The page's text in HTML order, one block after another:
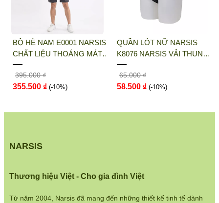
THỜI TRANG NARSIS
Địa chỉ văn phòng/showroom: Số 46 + 48
Shophouse đường 2.3 Khu đô thị Gamuda
Gardens, Quận Hoàng Mai, Hà Nội
Điện thoại:033 484 1292
Kiểm tra đơn hàng:
Chính sách đổi hàng:
https://www.narsis.vn/doi-tra-hoan-tien
BỘ HÈ NAM E0001 NARSIS
CHẤT LIỆU THOÁNG MÁT,
DỄ CHỊU, THOẢI MÁI CẢ
NGÀY, DỄ VẬN ĐỘNG
395.000 ₫
355.500 ₫ (-10%)
QUẦN LÓT NỮ NARSIS
K8076 NARSIS VẢI THUN
LẠNH THOÁNG MÁT, LÓT
COTTON THOẢI MÁI, GIỮ
DÁNG TỐT, THO...
65.000 ₫
58.500 ₫ (-10%)
NARSIS
Từ năm 2004, Narsis đã mang đến những thiết kế tinh tế dành
Thương hiệu Việt - Cho gia đình Việt